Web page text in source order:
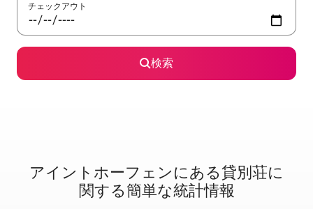
チェックアウト
検索
アイントホーフェンに⁠あ⁠る貸⁠別⁠荘⁠に
関⁠す⁠る簡⁠単⁠な統⁠計⁠情⁠報